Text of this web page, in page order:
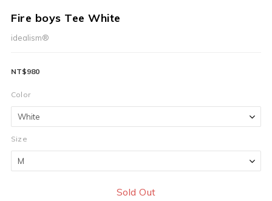
Fire boys Tee White
idealism®
NT$980
Color
Size
Sold Out